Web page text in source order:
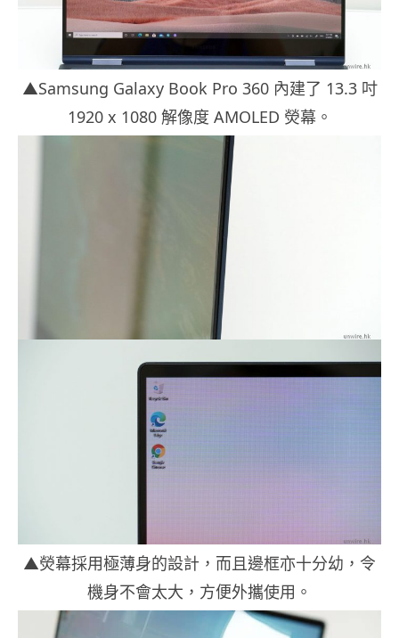
▲Samsung Galaxy Book Pro 360 內建了 13.3 吋
1920 x 1080 解像度 AMOLED 熒幕。
▲熒幕採用極薄身的設計，而且邊框亦十分幼，令
機身不會太大，方便外攜使用。